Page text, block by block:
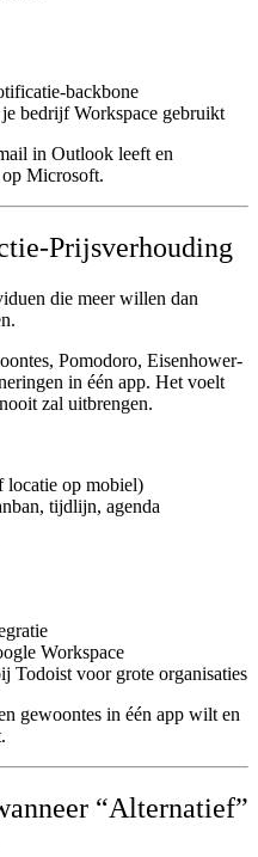
backbone
bedrijf Workspace gebruikt
in Outlook leeft en
op Microsoft.
Prijsverhouding
die meer willen dan
Pomodoro, Eisenhower-
in één app. Het voelt
zal uitbrengen.
locatie op mobiel)
tijdlijn, agenda
Workspace
Todoist voor grote organisaties
gewoontes in één app wilt en
“Alternatief”